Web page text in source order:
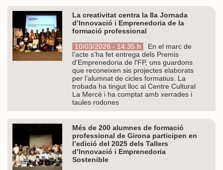
La creativitat centra la 8a Jornada
d’Innovació i Emprenedoria de la
formació professional
10/03/2026 - 14.35 h
En el marc de
l’acte s’ha fet entrega dels Premis
d'Emprenedoria de l'FP, uns guardons
que reconeixen sis projectes elaborats
per l’alumnat de cicles formatius. La
trobada ha tingut lloc al Centre Cultural
La Mercè i ha comptat amb xerrades i
taules rodones
Més de 200 alumnes de formació
professional de Girona participen en
l’edició del 2025 dels Tallers
d’Innovació i Emprenedoria
Sostenible